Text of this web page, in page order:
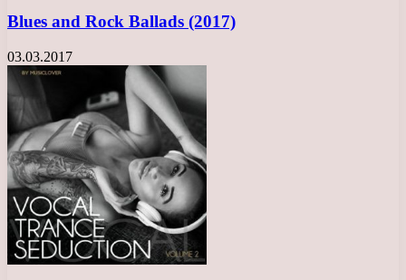
Blues and Rock Ballads (2017)
03.03.2017